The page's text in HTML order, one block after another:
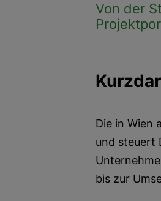
Von der
Die in Wien
und steuert
bis zur